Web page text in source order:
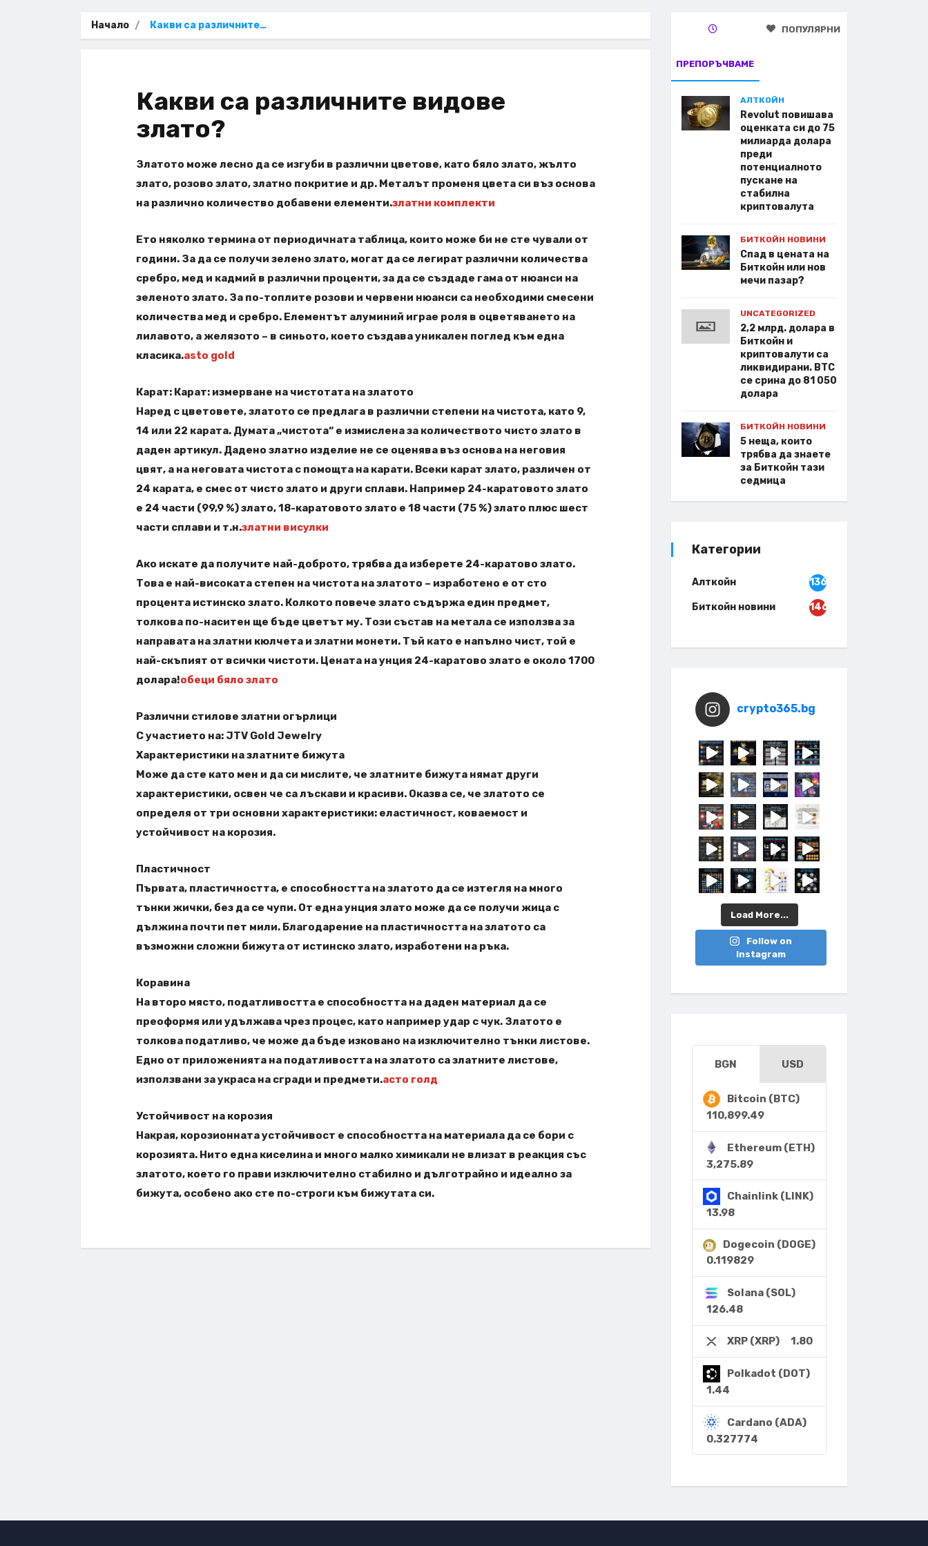
Начало Какви са различните…
Какви са различните видове
злато?
Златото може лесно да се изгуби в различни цветове, като бяло злато, жълто
злато, розово злато, златно покритие и др. Металът променя цвета си въз основа
на различно количество добавени елементи.златни комплекти
Ето няколко термина от периодичната таблица, които може би не сте чували от
години. За да се получи зелено злато, могат да се легират различни количества
сребро, мед и кадмий в различни проценти, за да се създаде гама от нюанси на
зеленото злато. За по-топлите розови и червени нюанси са необходими смесени
количества мед и сребро. Елементът алуминий играе роля в оцветяването на
лилавото, а желязото – в синьото, което създава уникален поглед към една
класика.asto gold
Карат: Карат: измерване на чистотата на златото
Наред с цветовете, златото се предлага в различни степени на чистота, като 9,
14 или 22 карата. Думата „чистота“ е измислена за количеството чисто злато в
даден артикул. Дадено златно изделие не се оценява въз основа на неговия
цвят, а на неговата чистота с помощта на карати. Всеки карат злато, различен от
24 карата, е смес от чисто злато и други сплави. Например 24-каратовото злато
е 24 части (99,9 %) злато, 18-каратовото злато е 18 части (75 %) злато плюс шест
части сплави и т.н.златни висулки
Ако искате да получите най-доброто, трябва да изберете 24-каратово злато.
Това е най-високата степен на чистота на златото – изработено е от сто
процента истинско злато. Колкото повече злато съдържа един предмет,
толкова по-наситен ще бъде цветът му. Този състав на метала се използва за
направата на златни кюлчета и златни монети. Тъй като е напълно чист, той е
най-скъпият от всички чистоти. Цената на унция 24-каратово злато е около 1700
долара!обеци бяло злато
Различни стилове златни огърлици
С участието на: JTV Gold Jewelry
Характеристики на златните бижута
Може да сте като мен и да си мислите, че златните бижута нямат други
характеристики, освен че са лъскави и красиви. Оказва се, че златото се
определя от три основни характеристики: еластичност, коваемост и
устойчивост на корозия.
Пластичност
Първата, пластичността, е способността на златото да се изтегля на много
тънки жички, без да се чупи. От една унция злато може да се получи жица с
дължина почти пет мили. Благодарение на пластичността на златото са
възможни сложни бижута от истинско злато, изработени на ръка.
Коравина
На второ място, податливостта е способността на даден материал да се
преоформя или удължава чрез процес, като например удар с чук. Златото е
толкова податливо, че може да бъде изковано на изключително тънки листове.
Едно от приложенията на податливостта на златото са златните листове,
използвани за украса на сгради и предмети.асто голд
Устойчивост на корозия
Накрая, корозионната устойчивост е способността на материала да се бори с
корозията. Нито една киселина и много малко химикали не влизат в реакция със
златото, което го прави изключително стабилно и дълготрайно и идеално за
бижута, особено ако сте по-строги към бижутата си.
ПРЕПОРЪЧВАМЕ
ПОПУЛЯРНИ
АЛТКОЙН
Revolut повишава
оценката си до 75
милиарда долара
преди
потенциалното
пускане на
стабилна
криптовалута
БИТКОЙН НОВИНИ
Спад в цената на
Биткойн или нов
мечи пазар?
UNCATEGORIZED
2,2 млрд. долара в
Биткойн и
криптовалути са
ликвидирани. BTC
се срина до 81 050
долара
БИТКОЙН НОВИНИ
5 неща, които
трябва да знаете
за Биткойн тази
седмица
Категории
Алткойн 136
Биткойн новини 146
crypto365.bg
Load More...
Follow on
Instagram
BGN USD
Bitcoin (BTC)
110,899.49
Ethereum (ETH)
3,275.89
Chainlink (LINK)
13.98
Dogecoin (DOGE)
0.119829
Solana (SOL)
126.48
XRP (XRP) 1.80
Polkadot (DOT)
1.44
Cardano (ADA)
0.327774